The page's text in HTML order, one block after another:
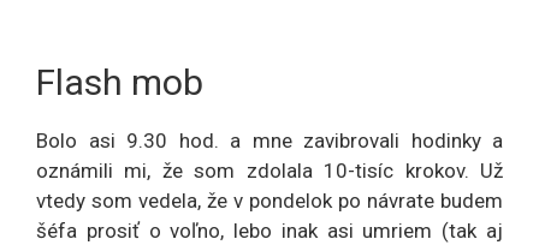
Flash mob
Bolo asi 9.30 hod. a mne zavibrovali hodinky a
oznámili mi, že som zdolala 10-tisíc krokov. Už
vtedy som vedela, že v pondelok po návrate budem
šéfa prosiť o voľno, lebo inak asi umriem (tak aj